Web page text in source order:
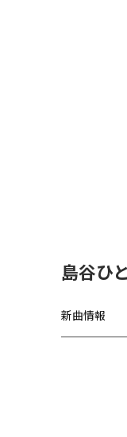
島谷ひ
新曲情報